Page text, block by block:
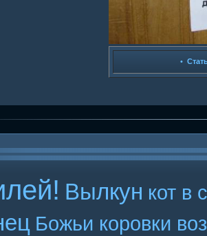
•
Вылкун кот в
Божьи коровки